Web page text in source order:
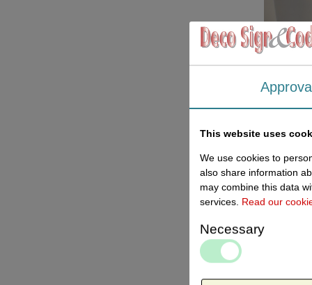
Approval
This website uses
We use cookies to
also share information
may combine this data
services. Read our
Necessary